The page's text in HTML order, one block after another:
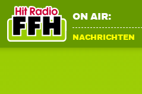
ON AIR:
NACHRICHTEN